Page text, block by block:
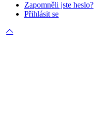
Zapomněli jste heslo?
Přihlásit se